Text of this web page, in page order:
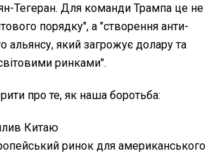
Тегеран. Для команди Трампа це не
порядку", а "створення анти-
альянсу, який загрожує долару та
ринками".
про те, як наша боротьба:
Китаю
ринок для американського